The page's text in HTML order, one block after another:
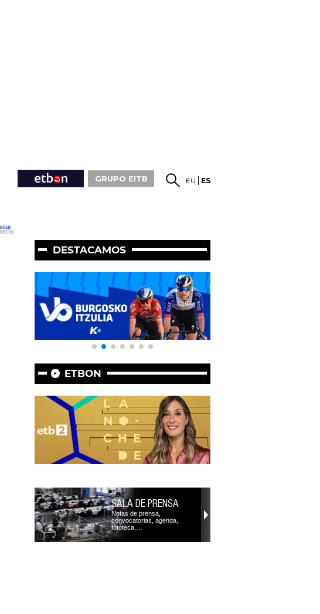
GRUPO EITB EU ES
DESTACAMOS
ETBON
SALA DE PRENSA
Notas de prensa,
convocatorias, agenda,
fototeca,…